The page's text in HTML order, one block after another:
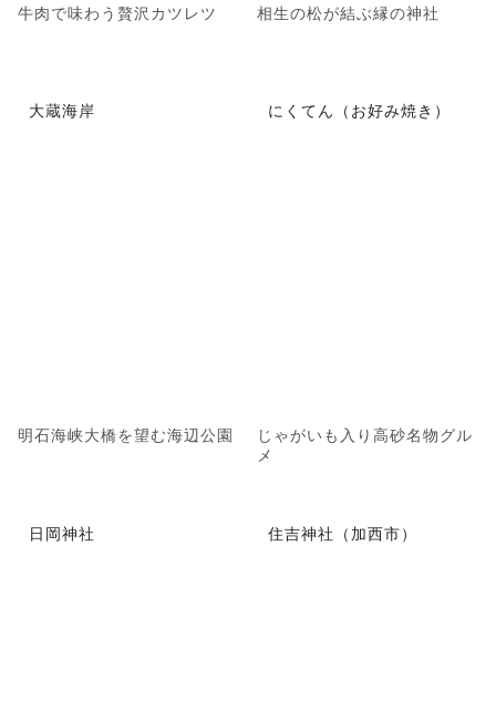
牛肉で味わう贅沢カツレツ 相生の松が結ぶ縁の神社
大蔵海岸
明石海峡大橋を望む海辺公園
にくてん（お好み焼き）
じゃがいも入り高砂名物グル
メ
日岡神社 住吉神社（加西市）